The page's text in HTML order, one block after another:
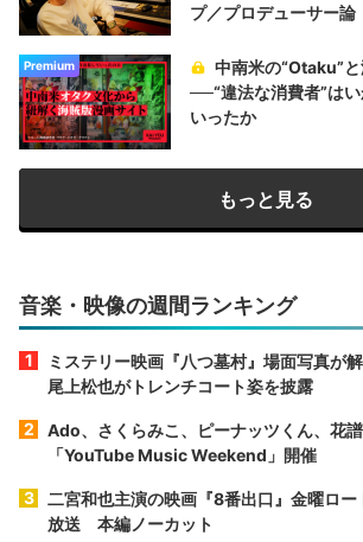
プ／プロデューサー論
Premium
中南米の“Otaku”
──“違法な消費者”は
いったか
もっと見る
音楽・映像の週間ランキング
ミステリー映画『八つ墓村』場面写真が
尾上松也がトレンチコート姿を披露
Ado、さくらみこ、ピーナッツくん、花
「YouTube Music Weekend」開催
二宮和也主演の映画『8番出口』金曜ロ
放送 本編ノーカット